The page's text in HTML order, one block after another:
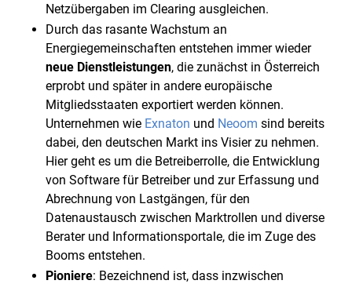
Netzübergaben im Clearing ausgleichen.
Durch das rasante Wachstum an
Energiegemeinschaften entstehen immer wieder
neue Dienstleistungen, die zunächst in Österreich
erprobt und später in andere europäische
Mitgliedsstaaten exportiert werden können.
Unternehmen wie Exnaton und Neoom sind bereits
dabei, den deutschen Markt ins Visier zu nehmen.
Hier geht es um die Betreiberrolle, die Entwicklung
von Software für Betreiber und zur Erfassung und
Abrechnung von Lastgängen, für den
Datenaustausch zwischen Marktrollen und diverse
Berater und Informationsportale, die im Zuge des
Booms entstehen.
Pioniere: Bezeichnend ist, dass inzwischen